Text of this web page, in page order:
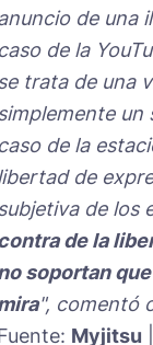
de una
caso de la
trata de una
un
caso de la
de
de los
de la
soportan
", comentó
Myjitsu